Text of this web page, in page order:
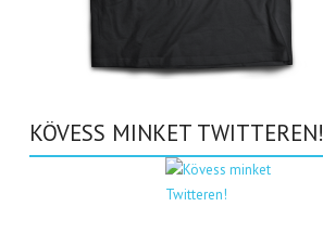
KÖVESS MINKET TWITTEREN!